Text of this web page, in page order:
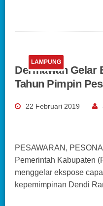
LAMPUNG
Dermawan Gelar
Tahun Pimpin
22 Februari 2019
PESAWARAN,
Pemerintah Kabupaten
menggelar ekspose
kepemimpinan Dendi